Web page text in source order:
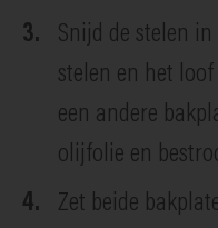
Snijd de stelen in
stelen en het
een andere
olijfolie en
Zet beide